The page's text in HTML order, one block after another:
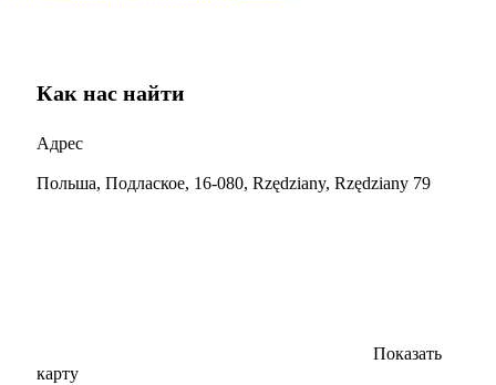
Как нас найти
Адрес
Польша, Подлаское, 16-080, Rzędziany, Rzędziany 79
Показать
карту